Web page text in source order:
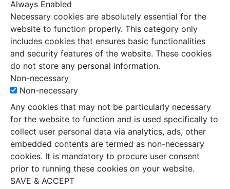
Always Enabled
Necessary cookies are absolutely essential for the
website to function properly. This category only
includes cookies that ensures basic functionalities
and security features of the website. These cookies
do not store any personal information.
Non-necessary
Non-necessary
Any cookies that may not be particularly necessary
for the website to function and is used specifically to
collect user personal data via analytics, ads, other
embedded contents are termed as non-necessary
cookies. It is mandatory to procure user consent
prior to running these cookies on your website.
SAVE & ACCEPT